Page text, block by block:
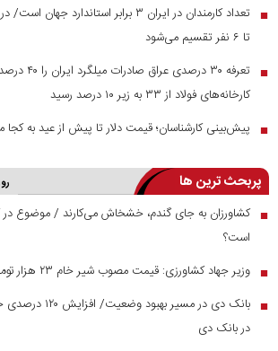
■
تا ۶ نفر تقسیم می‌شود
■
تعرفه ۳۰
کارخانه‌های فولاد از ۳۳ به زیر ۱۰ درصد رسید
■ پیش‌بینی کارشناسان؛ قیمت دلار تا پیش از عید به
پربحث ترین ها
■ کشاورزان به جای گندم، خشخاش می‌کارند / موضوع در
است؟
■ وزیر جهاد کشاورزی: قیمت مصوب شیر خام ۲۳ هزار تومان است
■
بانک دی در مسیر
در بانک دی